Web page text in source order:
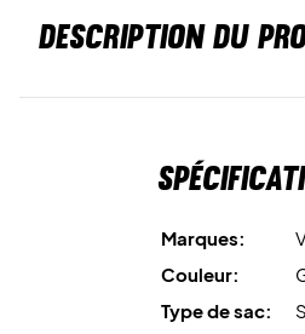
DESCRIPTION DU
Marques:
Couleur:
Type de sac: